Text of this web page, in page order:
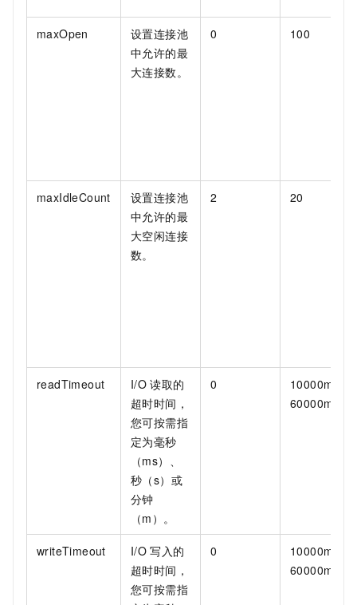
maxOpen
设置连接池
中允许的最
大连接数。
0 100
maxIdleCount
设置连接池
中允许的最
大空闲连接
数。
2 20
readTimeout I/O 读取的
超时时间，
您可按需指
定为毫秒
（ms）、
秒（s）或
分钟
（m）。
0
10000ms-
60000ms
writeTimeout I/O 写入的
超时时间，
您可按需指
0
10000ms-
60000ms